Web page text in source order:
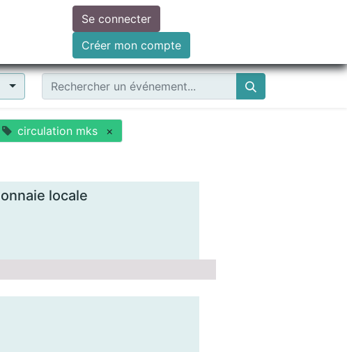
Faire un don
Se connecter
Créer mon compte
circulation mks ×
locale